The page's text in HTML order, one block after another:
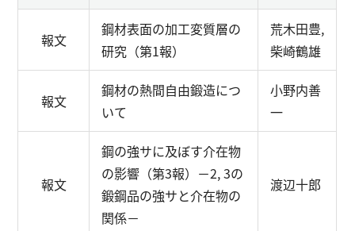
報文
鋼材表面の加工変質層の
研究（第1報）
荒木田豊,
柴崎鶴雄
報文
鋼材の熱間自由鍛造につ
いて
小野内善
一
報文
鋼の強サに及ぼす介在物
の影響（第3報） －2, 3の
鍛鋼品の強サと介在物の
関係－
渡辺十郎